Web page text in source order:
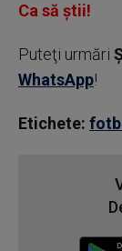
Ca să știi!
Puteţi urmări
WhatsApp!
Etichete: